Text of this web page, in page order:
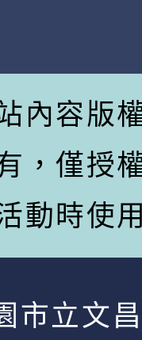
內容版
，僅授
動時使
市立文